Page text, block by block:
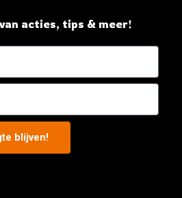
acties, tips & meer!
blijven!